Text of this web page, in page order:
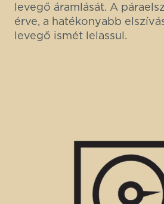
levegő áramlását. A
érve, a hatékonyabb
levegő ismét lelassul.